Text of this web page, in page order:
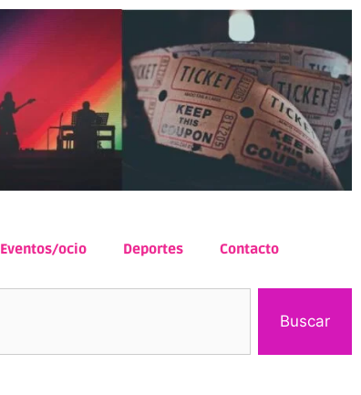
Eventos/ocio Deportes Contacto
Buscar